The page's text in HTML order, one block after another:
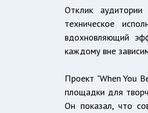
Отклик
техническое
вдохновляющий
каждому вне
Проект "When You
площадки для
Он показал, что